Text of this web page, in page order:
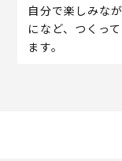
自分で楽しみな
になど、つくっ
ます。